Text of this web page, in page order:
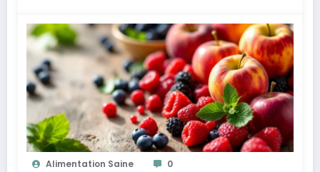
Alimentation Saine 0